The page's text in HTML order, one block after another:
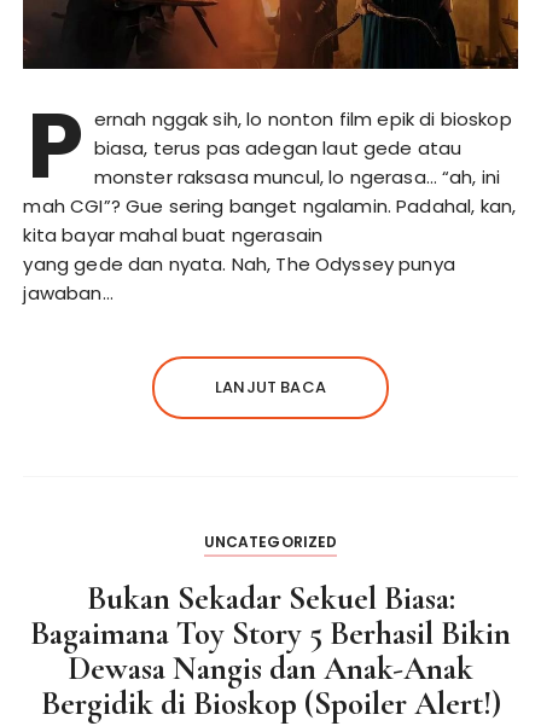
P ernah nggak sih, lo nonton film epik di bioskop
biasa, terus pas adegan laut gede atau
monster raksasa muncul, lo ngerasa… “ah, ini
mah CGI”? Gue sering banget ngalamin. Padahal, kan,
kita bayar mahal buat ngerasain
yang gede dan nyata. Nah, The Odyssey punya
jawaban…
LANJUT BACA
UNCATEGORIZED
Bukan Sekadar Sekuel Biasa:
Bagaimana Toy Story 5 Berhasil Bikin
Dewasa Nangis dan Anak-Anak
Bergidik di Bioskop (Spoiler Alert!)